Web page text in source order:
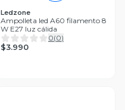
Ledzone
Ampolleta led A60 filamento 8
W E27 luz cálida
0(0)
$3.990